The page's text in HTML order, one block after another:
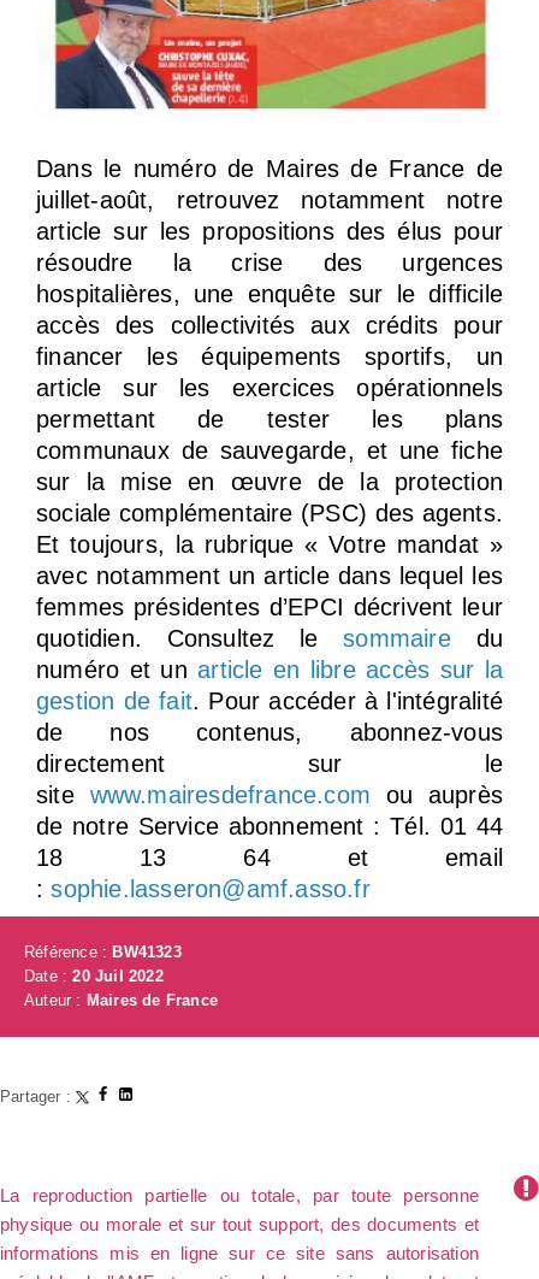
Dans le numéro de Maires de France de
juillet-août, retrouvez notamment notre
article sur les propositions des élus pour
résoudre la crise des urgences
hospitalières, une enquête sur le difficile
accès des collectivités aux crédits pour
financer les équipements sportifs, un
article sur les exercices opérationnels
permettant de tester les plans
communaux de sauvegarde, et une fiche
sur la mise en œuvre de la protection
sociale complémentaire (PSC) des agents.
Et toujours, la rubrique « Votre mandat »
avec notamment un article dans lequel les
femmes présidentes d’EPCI décrivent leur
quotidien. Consultez lesommairedu
numéro et unarticle en libre accès sur la
gestion de fait. Pour accéder à l'intégralité
de nos contenus, abonnez-vous
directement sur le
site www.mairesdefrance.com ou auprès
de notre Service abonnement : Tél. 01 44
18 13 64 et email
:sophie.lasseron@amf.asso.fr
Référence : BW41323
Date :20 Juil 2022
Auteur : Maires de France
Partager :
La reproduction partielle ou totale, par toute personne
physique ou morale et sur tout support, des documents et
informations mis en ligne sur ce site sans autorisation